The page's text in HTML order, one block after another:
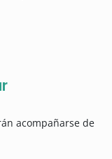
acompañarse de